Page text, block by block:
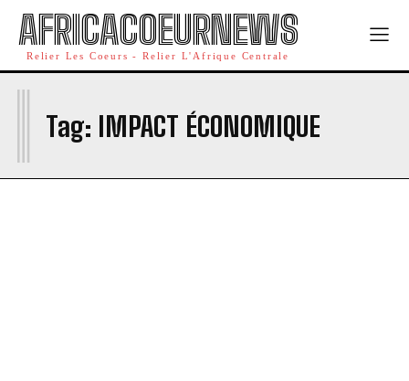
AFRICACOEURNEWS
Relier Les Coeurs - Relier L'Afrique Centrale
Tag: IMPACT ÉCONOMIQUE
I